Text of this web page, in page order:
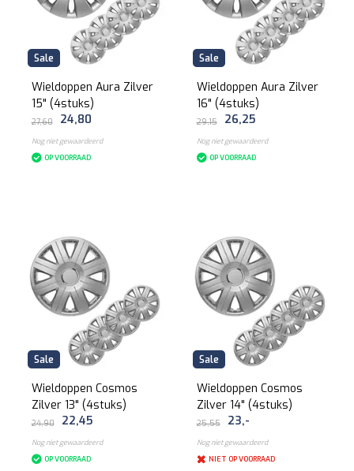
Sale
Wieldoppen Aura Zilver
15" (4stuks)
27,60 24,80
Nog niet gewaardeerd
OP VOORRAAD
Sale
Wieldoppen Aura Zilver
16" (4stuks)
29,15 26,25
Nog niet gewaardeerd
OP VOORRAAD
Sale
Wieldoppen Cosmos
Zilver 13" (4stuks)
24,90 22,45
Nog niet gewaardeerd
OP VOORRAAD
Sale
Wieldoppen Cosmos
Zilver 14" (4stuks)
25,55 23,-
Nog niet gewaardeerd
NIET OP VOORRAAD